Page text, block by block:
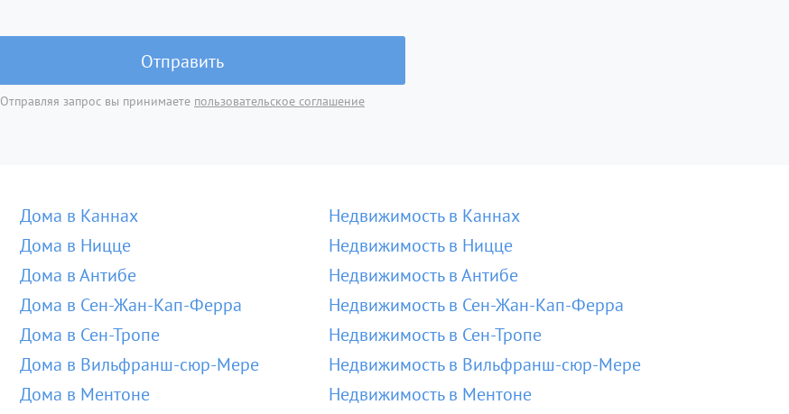
Отправить
Отправляя запрос вы принимаете пользовательское соглашение
Дома в Каннах
Дома в Ницце
Дома в Антибе
Дома в Сен-Жан-Кап-Ферра
Дома в Сен-Тропе
Дома в Вильфранш-сюр-Мере
Дома в Ментоне
Недвижимость в Каннах
Недвижимость в Ницце
Недвижимость в Антибе
Недвижимость в Сен-Жан-Кап-Ферра
Недвижимость в Сен-Тропе
Недвижимость в Вильфранш-сюр-Мере
Недвижимость в Ментоне